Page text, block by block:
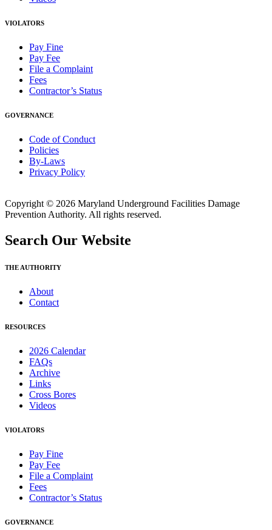
VIOLATORS
Pay Fine
Pay Fee
File a Complaint
Fees
Contractor’s Status
GOVERNANCE
Code of Conduct
Policies
By-Laws
Privacy Policy
Copyright © 2026 Maryland Underground Facilities Damage
Prevention Authority. All rights reserved.
Search Our Website
THE AUTHORITY
About
Contact
RESOURCES
2026 Calendar
FAQs
Archive
Links
Cross Bores
Videos
VIOLATORS
Pay Fine
Pay Fee
File a Complaint
Fees
Contractor’s Status
GOVERNANCE